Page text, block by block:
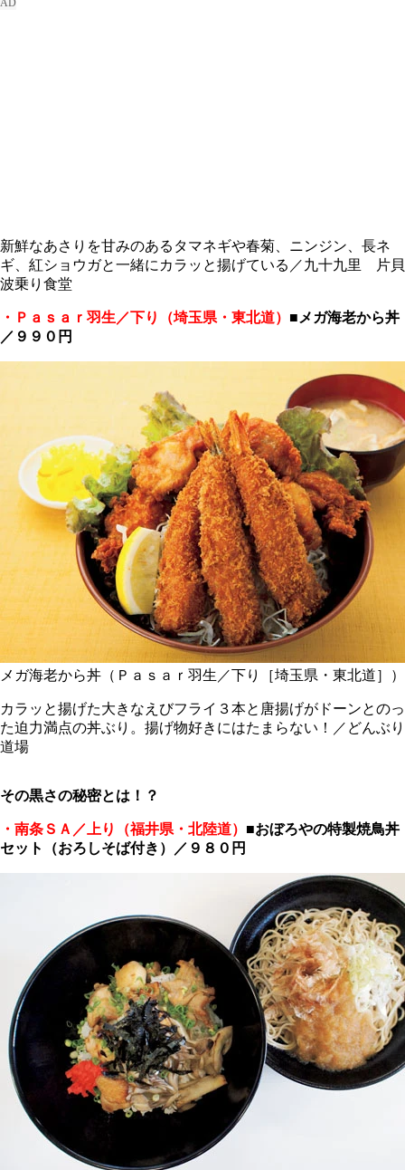
新鮮なあさりを甘みのあるタマネギや春菊、ニンジン、長ネ
ギ、紅ショウガと一緒にカラッと揚げている／九十九里 片貝
波乗り食堂
・Ｐａｓａｒ羽生／下り（埼玉県・東北道） ■ メガ海老から丼
／９９０円
メガ海老から丼（Ｐａｓａｒ羽生／下り［埼玉県・東北道］）
カラッと揚げた大きなえびフライ３本と唐揚げがドーンとのっ
た迫力満点の丼ぶり。揚げ物好きにはたまらない！／どんぶり
道場
その黒さの秘密とは！？
・南条ＳＡ／上り（福井県・北陸道） ■おぼろやの特製焼鳥丼
セット（おろしそば付き）／９８０円